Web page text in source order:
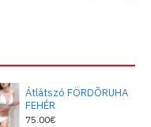
Átlátszó FÖRDÕRUHA
FEHÉR
75.00€